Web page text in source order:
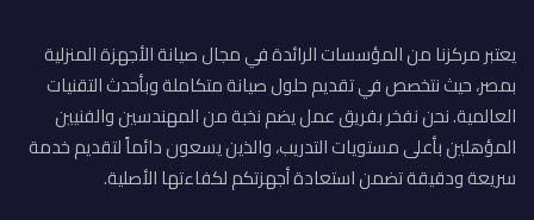
يعتبر مركزنا من المؤسسات الرائدة في مجال صيانة الأجهزة المنزلية
بمصر، حيث نتخصص في تقديم حلول صيانة متكاملة وبأحدث التقنيات
العالمية. نحن نفخر بفريق عمل يضم نخبة من المهندسين والفنيين
المؤهلين بأعلى مستويات التدريب، والذين يسعون دائماً لتقديم خدمة
سريعة ودقيقة تضمن استعادة أجهزتكم لكفاءتها الأصلية.